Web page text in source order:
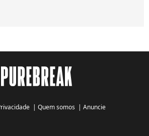
| Quem somos | Anuncie